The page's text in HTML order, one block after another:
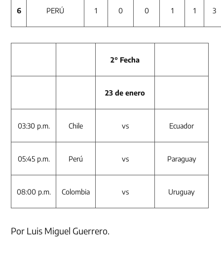
6 PERÚ 1 0 0 1 1 3
2° Fecha
23 de enero
03:30 p.m. Chile vs Ecuador
05:45 p.m. Perú vs Paraguay
08:00 p.m. Colombia vs Uruguay
Por Luis Miguel Guerrero.